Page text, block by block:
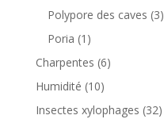
Polypore des caves (3)
Poria (1)
Charpentes (6)
Humidité (10)
Insectes xylophages (32)